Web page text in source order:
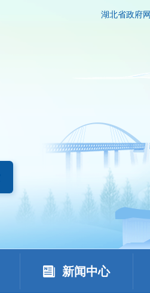
湖北省政府网
新闻中心